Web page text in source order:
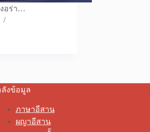
งอร่า…
ลังข้อมูล
ภาษาอีสาน
ผญาอีสาน